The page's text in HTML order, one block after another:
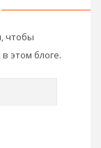
чтобы
этом блоге.